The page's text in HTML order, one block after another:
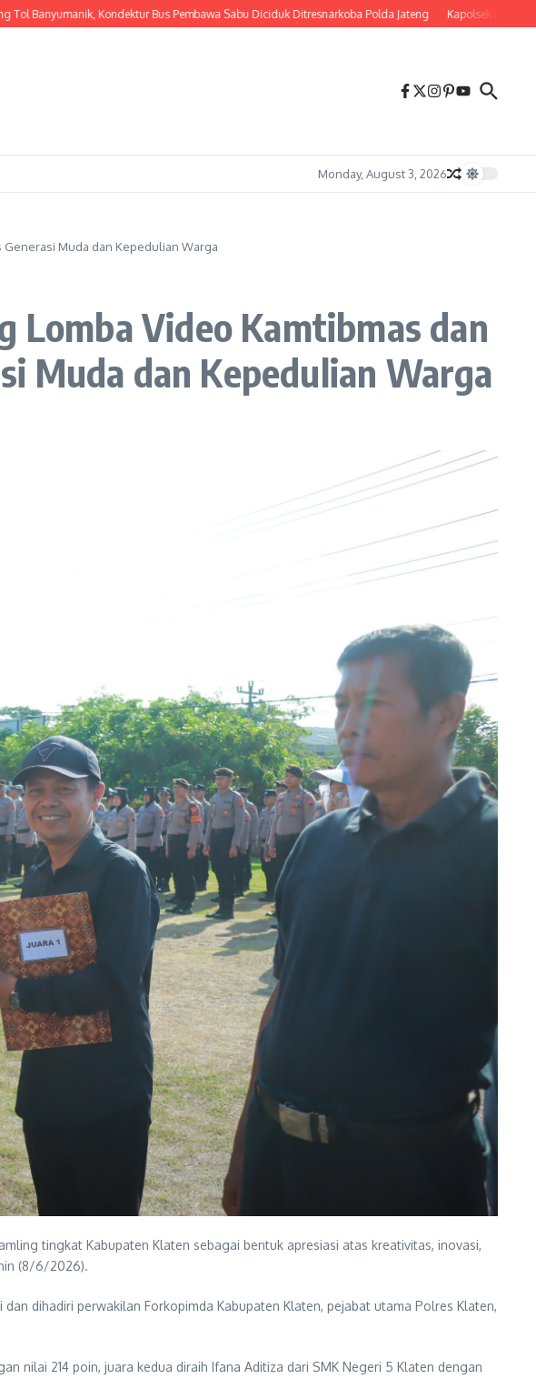
Kondektur Bus Pembawa Sabu Diciduk Ditresnarkoba Polda Jateng Kapolsek Prambanan Ajak
Monday, August 3, 2026
Generasi Muda dan Kepedulian Warga
Lomba Video Kamtibmas dan
Muda dan Kepedulian Warga
tingkat Kabupaten Klaten sebagai bentuk apresiasi atas kreativitas, inovasi,
(8/6/2026).
dihadiri perwakilan Forkopimda Kabupaten Klaten, pejabat utama Polres Klaten,
nilai 214 poin, juara kedua diraih Ifana Aditiza dari SMK Negeri 5 Klaten dengan